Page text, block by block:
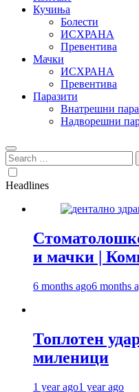
Кучиња
Болести
ИСХРАНА
Превентива
Мачки
ИСХРАНА
Превентива
Паразити
Внатрешни
Надворешни
Search
for:
Headlines
и мачки |
6 months ago6 months
Топлотен
миленици
1 year ago1 year ago